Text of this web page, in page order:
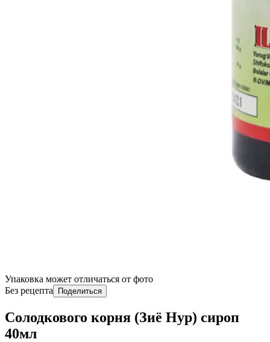
Упаковка может отличаться от фото
Без рецепта
Поделиться
Солодкового корня (Зиё Нур) сироп
40мл